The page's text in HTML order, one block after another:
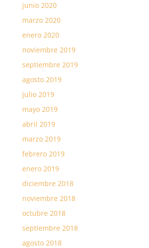
junio 2020
marzo 2020
enero 2020
noviembre 2019
septiembre 2019
agosto 2019
julio 2019
mayo 2019
abril 2019
marzo 2019
febrero 2019
enero 2019
diciembre 2018
noviembre 2018
octubre 2018
septiembre 2018
agosto 2018